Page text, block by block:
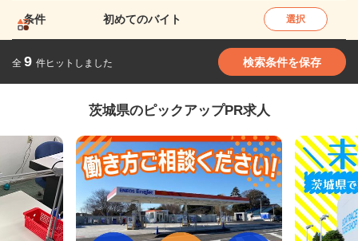
条件 初めてのバイト 選択
全 9 件ヒットしました 検索条件を保存
茨城県のピックアップPR求人